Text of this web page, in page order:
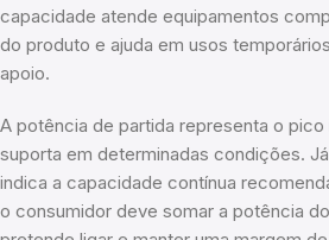
capacidade atende equipamentos
do produto e ajuda em usos
apoio.
A potência de partida representa o
suporta em determinadas condições.
indica a capacidade contínua
o consumidor deve somar a potência